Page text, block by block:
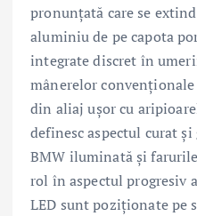
pronunţată care se
aluminiu de pe capota
integrate discret în
mânerelor
din aliaj uşor cu
definesc aspectul curat
BMW iluminată şi
rol în aspectul
LED sunt poziţionate